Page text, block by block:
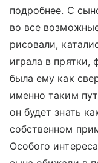
подробнее. С
во все
рисовали,
играла в прятки,
была ему как
именно таким
он будет знать
собственном
Особого